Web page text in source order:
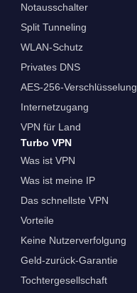
Notausschalter
Split Tunneling
WLAN-Schutz
Privates DNS
AES-256-Verschlüsselung
Internetzugang
VPN für Land
Turbo VPN
Was ist VPN
Was ist meine IP
Das schnellste VPN
Vorteile
Keine Nutzerverfolgung
Geld-zurück-Garantie
Tochtergesellschaft